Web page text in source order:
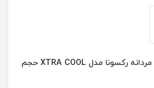
اسپری ضد تعریق مردانه رکسونا مدل XTRA COOL حجم